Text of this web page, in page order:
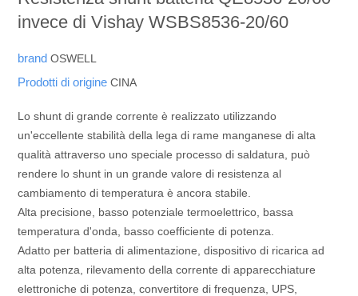
invece di Vishay WSBS8536-20/60
brandOSWELL
Prodotti di origineCINA
Lo shunt di grande corrente è realizzato utilizzando
un'eccellente stabilità della lega di rame manganese di alta
qualità attraverso uno speciale processo di saldatura, può
rendere lo shunt in un grande valore di resistenza al
cambiamento di temperatura è ancora stabile.
Alta precisione, basso potenziale termoelettrico, bassa
temperatura d'onda, basso coefficiente di potenza.
Adatto per batteria di alimentazione, dispositivo di ricarica ad
alta potenza, rilevamento della corrente di apparecchiature
elettroniche di potenza, convertitore di frequenza, UPS,